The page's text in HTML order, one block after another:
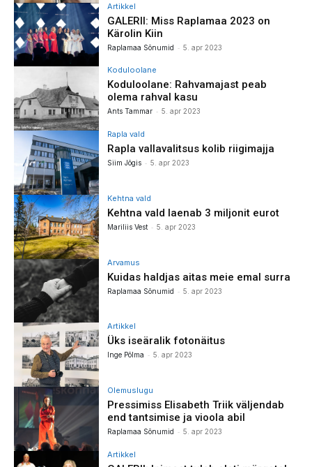
Artikkel
GALERII: Miss Raplamaa 2023 on
Kärolin Kiin
Raplamaa Sõnumid - 5. apr 2023
Koduloolane
Koduloolane: Rahvamajast peab
olema rahval kasu
Ants Tammar - 5. apr 2023
Rapla vald
Rapla vallavalitsus kolib riigimajja
Siim Jõgis - 5. apr 2023
Kehtna vald
Kehtna vald laenab 3 miljonit eurot
Mariliis Vest - 5. apr 2023
Arvamus
Kuidas haldjas aitas meie emal surra
Raplamaa Sõnumid - 5. apr 2023
Artikkel
Üks iseäralik fotonäitus
Inge Põlma - 5. apr 2023
Olemuslugu
Pressimiss Elisabeth Triik väljendab
end tantsimise ja vioola abil
Raplamaa Sõnumid - 5. apr 2023
Artikkel